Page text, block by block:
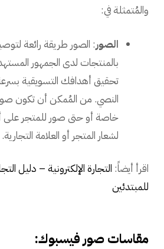
والمُتمثلة في:
الصور: الصور طريقة رائعة
بالمنتجات لدى الجمهور
تحقيق أهدافك التسويقية
النصي. من المُمكن أن تكون
خاصة أو حتى صور للمتجر على
لشعار المتجر أو العلامة التجارية.
اقرأ أيضاً: التجارة الإلكترونية – دليل
للمبتدئين
مقاسات صور فيسبوك: